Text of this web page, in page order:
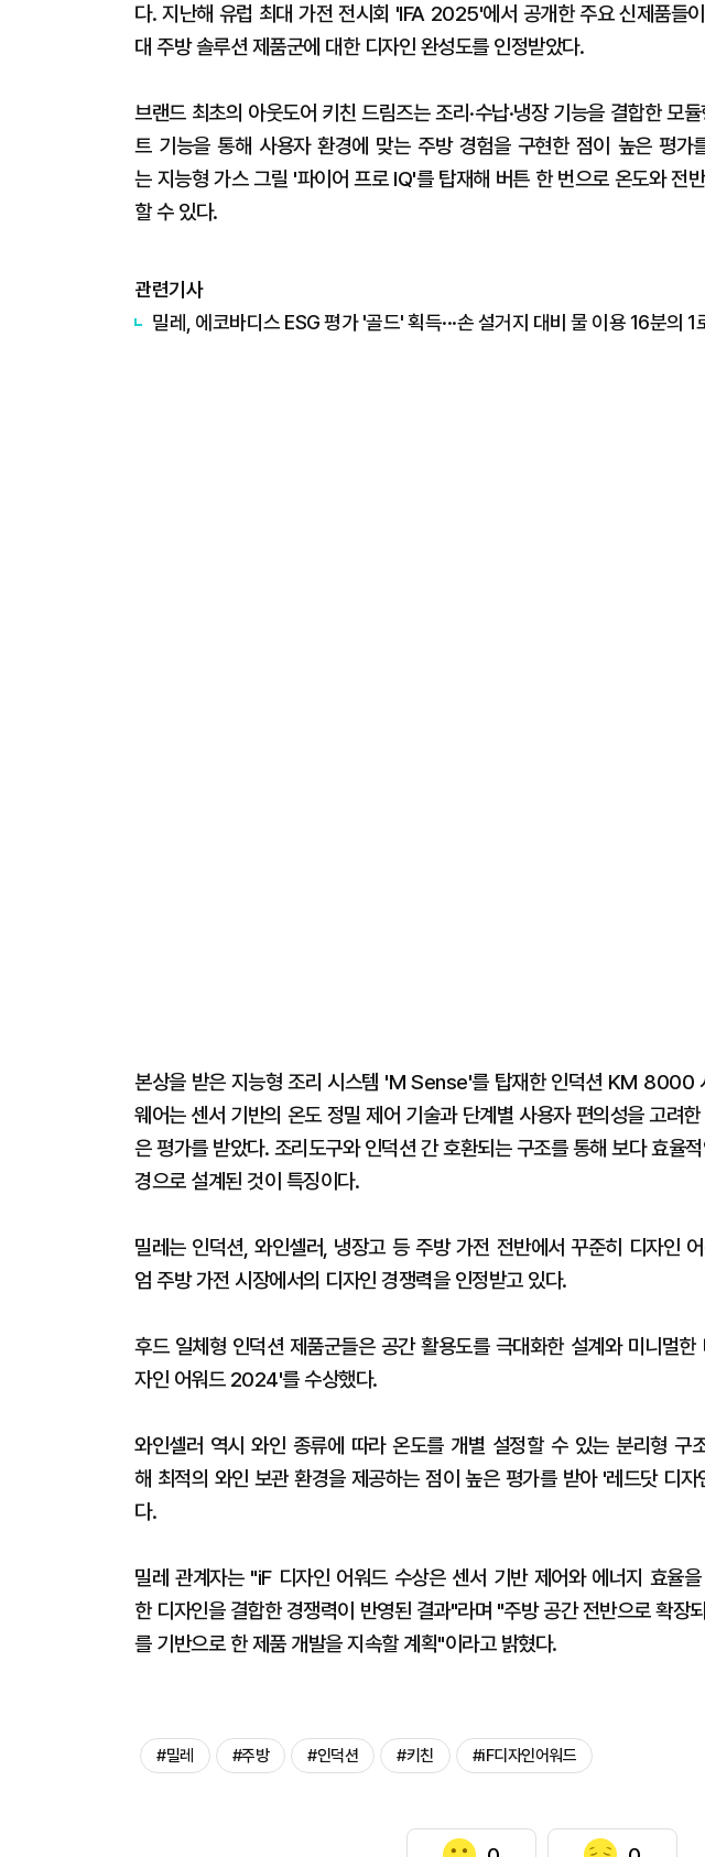
다. 지난해 유럽 최대 가전 전시회 'IFA 2025'에서 공개한 주요 신제품들
대 주방 솔루션 제품군에 대한 디자인 완성도를 인정받았다.
브랜드 최초의 아웃도어 키친 드림즈는 조리·수납·냉장 기능을 결합한 모
트 기능을 통해 사용자 환경에 맞는 주방 경험을 구현한 점이 높은 평가
는 지능형 가스 그릴 '파이어 프로 IQ'를 탑재해 버튼 한 번으로 온도와 전
할 수 있다.
관련기사
밀레, 에코바디스 ESG 평가 '골드' 획득···손 설거지 대비 물 이용 16분의 1
본상을 받은 지능형 조리 시스템 'M Sense'를 탑재한 인덕션 KM 8000
웨어는 센서 기반의 온도 정밀 제어 기술과 단계별 사용자 편의성을 고려
은 평가를 받았다. 조리도구와 인덕션 간 호환되는 구조를 통해 보다 효율
경으로 설계된 것이 특징이다.
밀레는 인덕션, 와인셀러, 냉장고 등 주방 가전 전반에서 꾸준히 디자인
엄 주방 가전 시장에서의 디자인 경쟁력을 인정받고 있다.
후드 일체형 인덕션 제품군들은 공간 활용도를 극대화한 설계와 미니멀한
자인 어워드 2024'를 수상했다.
와인셀러 역시 와인 종류에 따라 온도를 개별 설정할 수 있는 분리형 구
해 최적의 와인 보관 환경을 제공하는 점이 높은 평가를 받아 '레드닷 디
다.
밀레 관계자는 "iF 디자인 어워드 수상은 센서 기반 제어와 에너지 효율
한 디자인을 결합한 경쟁력이 반영된 결과"라며 "주방 공간 전반으로 확장
를 기반으로 한 제품 개발을 지속할 계획"이라고 밝혔다.
#밀레 #주방 #인덕션 #키친 #iF디자인어워드